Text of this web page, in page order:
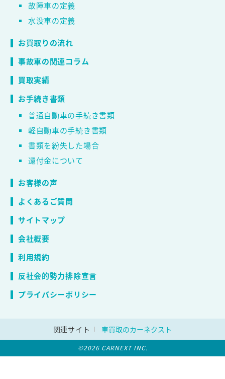
故障車の定義
水没車の定義
お買取りの流れ
事故車の関連コラム
買取実績
お手続き書類
普通自動車の手続き書類
軽自動車の手続き書類
書類を紛失した場合
還付金について
お客様の声
よくあるご質問
サイトマップ
会社概要
利用規約
反社会的勢力排除宣言
プライバシーポリシー
関連サイト 車買取のカーネクスト
©2026 CARNEXT INC.